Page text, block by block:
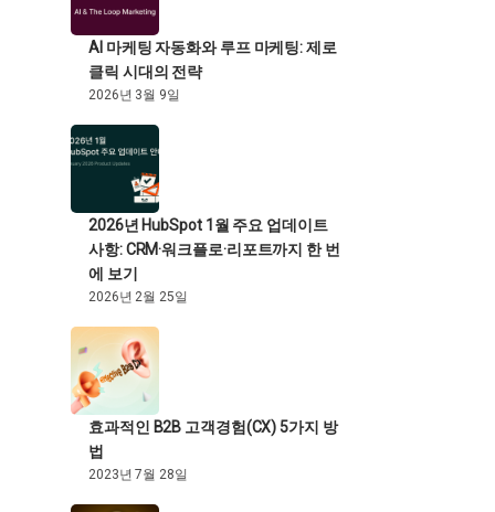
AI 마케팅 자동화와 루프 마케팅: 제로
클릭 시대의 전략
2026년 3월 9일
2026년 HubSpot 1월 주요 업데이트
사항: CRM·워크플로·리포트까지 한 번
에 보기
2026년 2월 25일
효과적인 B2B 고객경험(CX) 5가지 방
법
2023년 7월 28일